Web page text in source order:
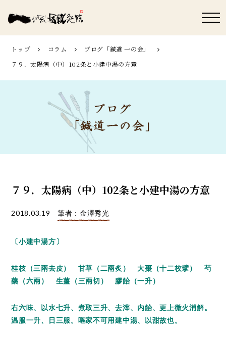
トップ コラム
ブログ「鍼道 ⼀の会」
７９．太陽病（中）102条と小建中湯の方意
７９．太陽病（中）102条と小建中湯の方意
2018.03.19 筆者 : 金澤秀光
〔小建中湯方〕
桂枝（三兩去皮） 甘草（二兩炙） 大棗（十二枚擘） 芍
藥（六兩） 生薑（三兩切） 膠飴（一升）
右六味、以水七升、煮取三升、去滓、内飴、更上微火消解。
温服一升、日三服。嘔家不可用建中湯、以甜故也。